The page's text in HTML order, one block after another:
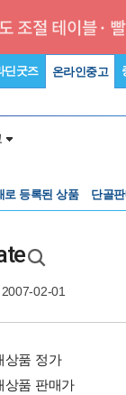
딘굿즈 온라인중고
로 등록된 상품 단골
02-01
상품 정가
상품 판매가